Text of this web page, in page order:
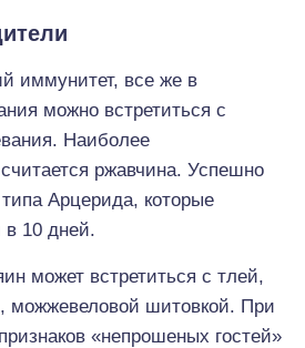
иммунитет, все же в
можно встретиться с
Наиболее
ржавчина. Успешно
Арцерида, которые
в 10 дней.
может встретиться с тлей,
можжевеловой шитовкой. При
«непрошеных гостей»